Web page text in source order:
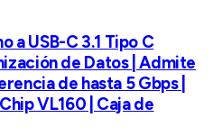
a USB-C 3.1 Tipo C
de Datos | Admite
de hasta 5 Gbps |
VL160 | Caja de